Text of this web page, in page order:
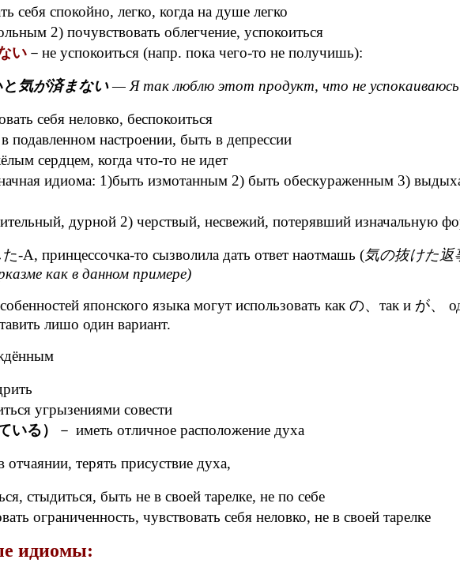
себя спокойно, легко, когда на душе легко
2) почувствовать облегчение, успокоиться
い －не успокоиться (напр. пока чего-то не получишь):
気が済まない— Я так люблю этот продукт, что не успокаиваюсь
себя неловко, беспокоиться
подавленном настроении, быть в депрессии
сердцем, когда что-то не идет
идиома: 1)быть измотанным 2) быть обескураженным 3)
дурной 2) черствый, несвежий, потерявший изначальную
-А, принцессочка-то сызволила дать ответ наотмашь (気の抜けた返
как в данном примере)
японского языка могут использовать как の、так и が、
лишо один вариант.
угрызениями совести
いる）
－ иметь отличное расположение духа
отчаянии, терять присуствие духа,
стыдиться, быть не в своей тарелке, не по себе
ограниченность, чувствовать себя неловко, не в своей тарелке
идиомы: